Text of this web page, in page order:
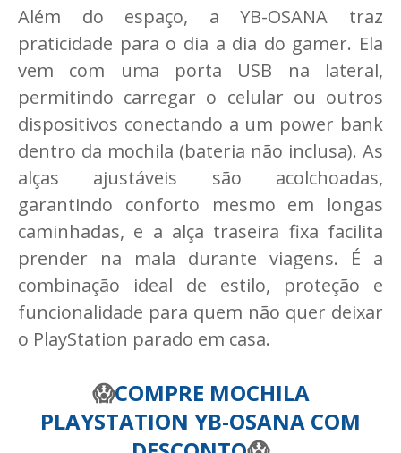
Além do espaço, a YB-OSANA traz
praticidade para o dia a dia do gamer. Ela
vem com uma porta USB na lateral,
permitindo carregar o celular ou outros
dispositivos conectando a um power bank
dentro da mochila (bateria não inclusa). As
alças ajustáveis são acolchoadas,
garantindo conforto mesmo em longas
caminhadas, e a alça traseira fixa facilita
prender na mala durante viagens. É a
combinação ideal de estilo, proteção e
funcionalidade para quem não quer deixar
o PlayStation parado em casa.
😱COMPRE MOCHILA
PLAYSTATION YB-OSANA COM